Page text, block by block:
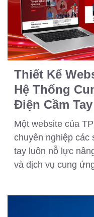
Thiết Kế
Hệ Thống
Điện Cầm Tay
Một website của
chuyên nghiệp các
tay luôn nỗ lực
và dịch vụ cung